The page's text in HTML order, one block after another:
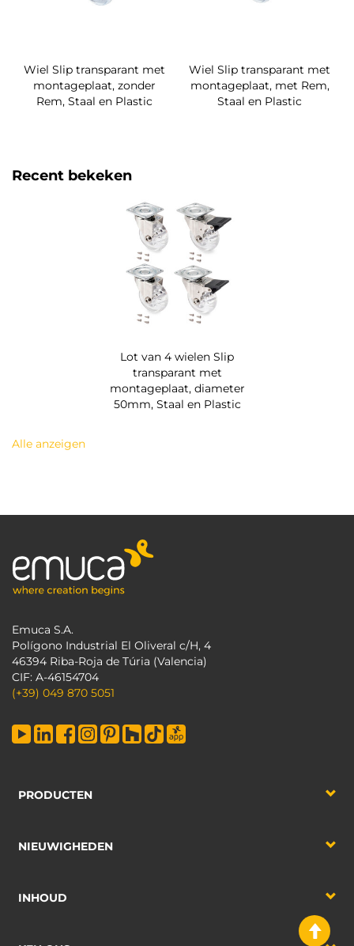
Wiel Slip transparant met
montageplaat, zonder
Rem, Staal en Plastic
Wiel Slip transparant met
montageplaat, met Rem,
Staal en Plastic
Recent bekeken
Lot van 4 wielen Slip
transparant met
montageplaat, diameter
50mm, Staal en Plastic
Alle anzeigen
Emuca S.A.
Polígono Industrial El Oliveral c/H, 4
46394 Riba-Roja de Túria (Valencia)
CIF: A-46154704
(+39) 049 870 5051
PRODUCTEN
NIEUWIGHEDEN
INHOUD